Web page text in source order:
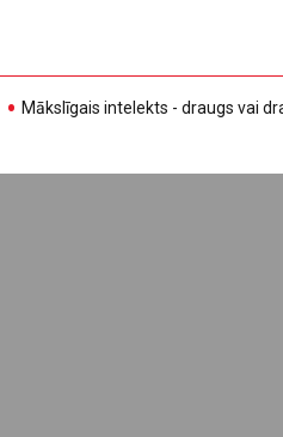
Mākslīgais intelekts - draugs vai